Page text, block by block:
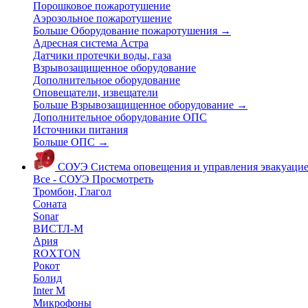
Порошковое пожаротушение
Аэрозольное пожаротушение
Больше Оборудование пожаротушения →
Адресная система Астра
Датчики протечки воды, газа
Взрывозащищенное оборудование
Дополнительное оборудование
Оповещатели, извещатели
Больше Взрывозащищенное оборудование →
Дополнительное оборудование ОПС
Источники питания
Больше ОПС →
СОУЭ Система оповещения и управления
Все - СОУЭ Просмотреть
Тромбон, Глагол
Соната
Sonar
ВИСТЛ-М
Ария
ROXTON
Рокот
Болид
Inter M
Микрофоны